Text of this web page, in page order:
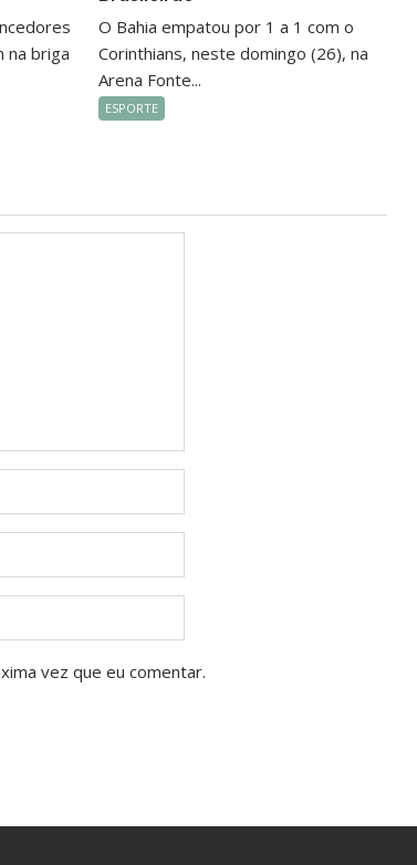
na briga
O Bahia empatou por 1 a 1 com o
Corinthians, neste domingo (26), na
Arena Fonte...
ESPORTE
vez que eu comentar.